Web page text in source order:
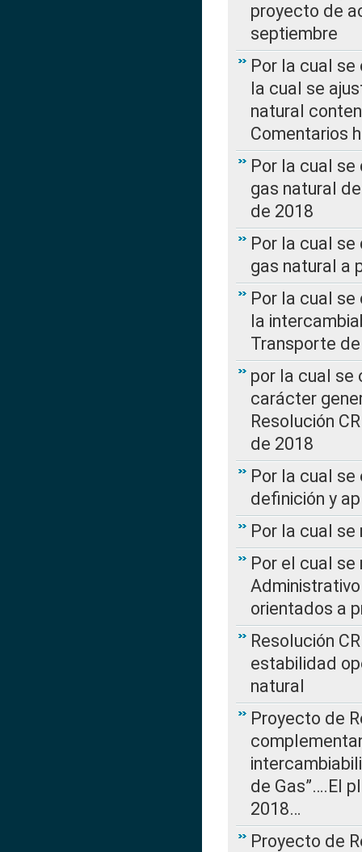
proyecto de
septiembre
Por la cual se
la cual se
natural
Comentarios
Por la cual
gas natural
de 2018
Por la cual
gas natural a
Por la cual
la
Transporte
por la cual se
carácter
Resolución
de 2018
Por la cual
definición y
Por la cual
Por el cual
orientados a
Resolución
estabilidad
natural
Proyecto de
de Gas”….El
2018…
Proyecto de